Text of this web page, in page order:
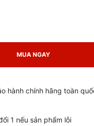
MUA NGAY
hành chính hãng toàn
1 nếu sản phẩm lỗi